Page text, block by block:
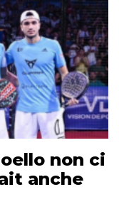
non ci
anche